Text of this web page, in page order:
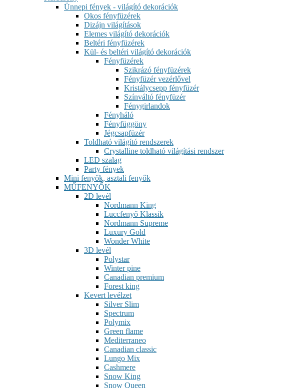
Ünnepi fények - világító dekorációk
Okos fényfüzérek
Dizájn világítások
Elemes világító dekorációk
Beltéri fényfüzérek
Kül- és beltéri világító dekorációk
Fényfüzérek
Szikrázó fényfüzérek
Fényfüzér vezérlővel
Kristálycsepp fényfüzér
Színváltó fényfüzér
Fénygirlandok
Fényháló
Fényfüggöny
Jégcsapfüzér
Toldható világító rendszerek
Crystalline toldható világítási rendszer
LED szalag
Party fények
Mini fenyők, asztali fenyők
MŰFENYŐK
2D levél
Nordmann King
Luccfenyő Klassik
Nordmann Supreme
Luxury Gold
Wonder White
3D levél
Polystar
Winter pine
Canadian premium
Forest king
Kevert levélzet
Silver Slim
Spectrum
Polymix
Green flame
Mediterraneo
Canadian classic
Lungo Mix
Cashmere
Snow King
Snow Queen